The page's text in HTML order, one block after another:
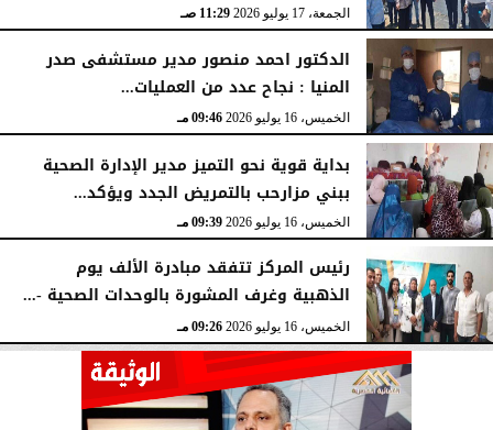
الجمعة، 17 يوليو 2026 11:29 صـ
الدكتور احمد منصور مدير مستشفى صدر
المنيا : نجاح عدد من العمليات...
الخميس، 16 يوليو 2026 09:46 مـ
بداية قوية نحو التميز مدير الإدارة الصحية
ببني مزارحب بالتمريض الجدد ويؤكد...
الخميس، 16 يوليو 2026 09:39 مـ
رئيس المركز تتفقد مبادرة الألف يوم
الذهبية وغرف المشورة بالوحدات الصحية -...
الخميس، 16 يوليو 2026 09:26 مـ